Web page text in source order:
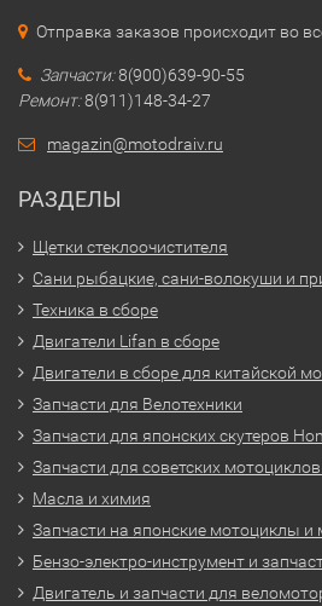
Отправка заказов происходит во
Запчасти:8(900)639-90-55
Ремонт:8(911)148-34-27
magazin@motodraiv.ru
РАЗДЕЛЫ
Щетки стеклоочистителя
Сани рыбацкие, сани-волокуши и
Техника в сборе
Двигатели Lifan в сборе
Двигатели в сборе для китайской
Запчасти для Велотехники
Запчасти для японских скутеров
Запчасти для советских
Масла и химия
Запчасти на японские мотоциклы и
Бензо-электро-инструмент и
Двигатель и запчасти для